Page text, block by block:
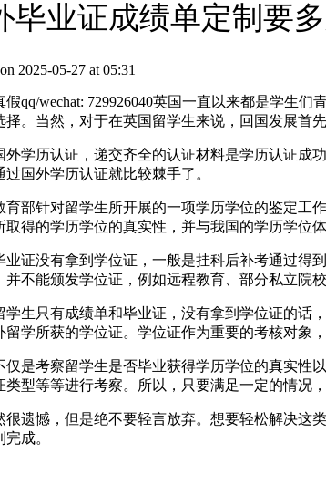
毕业证成绩单定制要
on 2025-05-27 at 05:31
qq/wechat: 729926040英国一直以来都是学生
择。当然，对于在英国留学生来说，回国发展首
外学历认证，递交齐全的认证材料是学历认证
国外学历认证就比较棘手了。
育部针对留学生所开展的一项学历学位的鉴定
得的学历学位的真实性，并与我国的学历学位
业证没有拿到学位证，一般是挂科后补考通过
不能颁发学位证，例如远程教育、部分私立院校
学生只有成绩单和毕业证，没有拿到学位证的
学所获的学位证。学位证作为重要的考核对象
仅是考察留学生是否毕业获得学历学位的真实
型等等进行考察。所以，只要满足一定的情况
遗憾，但是绝不要轻言放弃。想要轻松解决这
成。